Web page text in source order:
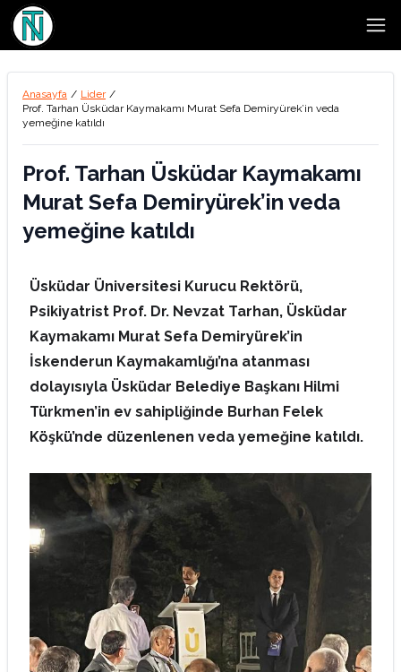
Anasayfa / Lider /
Prof. Tarhan Üsküdar Kaymakamı Murat Sefa Demiryürek’in veda
yemeğine katıldı
Prof. Tarhan Üsküdar Kaymakamı
Murat Sefa Demiryürek’in veda
yemeğine katıldı
Üsküdar Üniversitesi Kurucu Rektörü,
Psikiyatrist Prof. Dr. Nevzat Tarhan, Üsküdar
Kaymakamı Murat Sefa Demiryürek’in
İskenderun Kaymakamlığı’na atanması
dolayısıyla Üsküdar Belediye Başkanı Hilmi
Türkmen’in ev sahipliğinde Burhan Felek
Köşkü’nde düzenlenen veda yemeğine katıldı.